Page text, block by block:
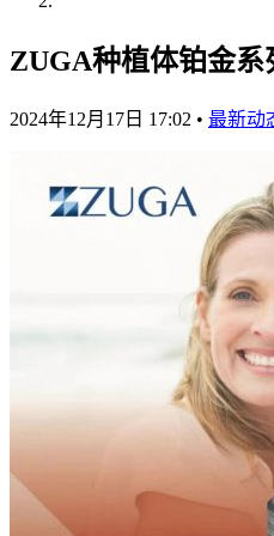
ZUGA种植体铂金
2024年12月17日 17:02 • 最新动